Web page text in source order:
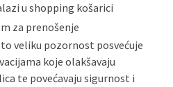
u shopping košarici
za prenošenje
veliku pozornost posvećuje
koje olakšavaju
te povećavaju sigurnost i